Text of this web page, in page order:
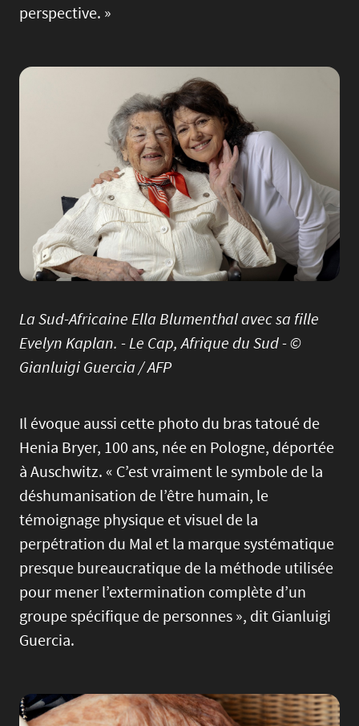
perspective. »
Image
La Sud-Africaine Ella Blumenthal avec sa fille
Evelyn Kaplan. - Le Cap, Afrique du Sud - ©
Gianluigi Guercia / AFP
Il évoque aussi cette photo du bras tatoué de
Henia Bryer, 100 ans, née en Pologne, déportée
à Auschwitz. « C’est vraiment le symbole de la
déshumanisation de l’être humain, le
témoignage physique et visuel de la
perpétration du Mal et la marque systématique
presque bureaucratique de la méthode utilisée
pour mener l’extermination complète d’un
groupe spécifique de personnes », dit Gianluigi
Guercia.
Image